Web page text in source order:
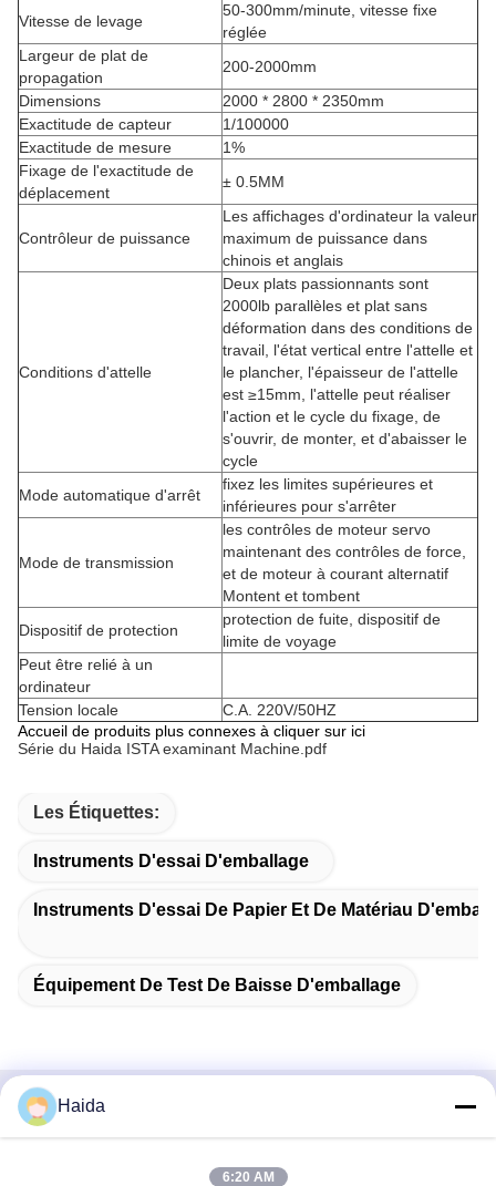
Vitesse de levage
50-300mm/minute, vitesse fixe
réglée
Largeur de plat de
propagation
200-2000mm
Dimensions
2000 * 2800 * 2350mm
Exactitude de capteur
1/100000
Exactitude de mesure
1%
Fixage de l'exactitude de
déplacement
± 0.5MM
Contrôleur de puissance
Les affichages d'ordinateur la valeur
maximum de puissance dans
chinois et anglais
Conditions d'attelle
Deux plats passionnants sont
2000lb parallèles et plat sans
déformation dans des conditions de
travail, l'état vertical entre l'attelle et
le plancher, l'épaisseur de l'attelle
est ≥15mm, l'attelle peut réaliser
l'action et le cycle du fixage, de
s'ouvrir, de monter, et d'abaisser le
cycle
Mode automatique d'arrêt
fixez les limites supérieures et
inférieures pour s'arrêter
Mode de transmission
les contrôles de moteur servo
maintenant des contrôles de force,
et de moteur à courant alternatif
Montent et tombent
Dispositif de protection
protection de fuite, dispositif de
limite de voyage
Peut être relié à un
ordinateur
Tension locale
C.A. 220V/50HZ
Accueil de produits plus connexes à cliquer sur ici
Série du Haida ISTA examinant Machine.pdf
Les Étiquettes:
Instruments D'essai D'emballage
Instruments D'essai De Papier Et De Matériau
Équipement De Test De Baisse D'emballage
Contactez rapidement
Haida
6:20 AM